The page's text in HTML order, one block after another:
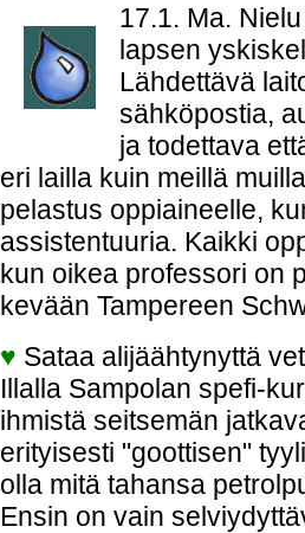
17.1. Ma.
lapsen
Lähdettävä
sähköpostia,
ja todettava
eri lailla kuin meillä
pelastus oppiaineelle,
assistentuuria. Kaikki
kun oikea professori on
kevään Tampereen
♥ Sataa alijäähtynyttä
Illalla Sampolan spefi-
ihmistä seitsemän
erityisesti "goottisen"
olla mitä tahansa
Ensin on vain